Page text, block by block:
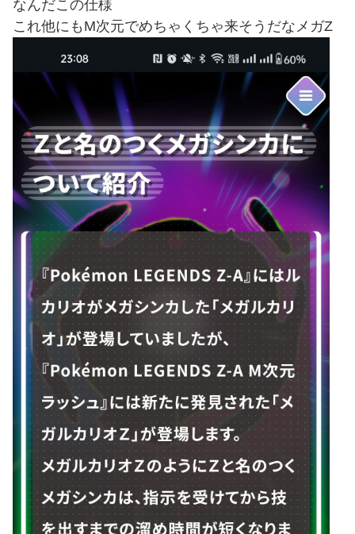
なんだこの仕様
これ他にもM次元でめちゃくちゃ来そうだなメガZ